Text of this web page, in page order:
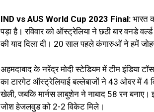
IND vs AUS World Cup 2023 Final: भारत
पड़ा है। रविवार को ऑस्ट्रेलिया ने छठी बार वनडे
की याद दिला दी। 20 साल पहले कंगारुओं ने हमें
अहमदाबाद के नरेंद्र मोदी स्टेडियम में टीम
का टारगेट ऑस्ट्रेलियाई बल्लेबाजों ने 43 ओवर में 4
खेली, जबकि मार्नस लाबुशेन ने नाबाद 58 रन
जोश हेजलवुड को 2-2 विकेट मिले।